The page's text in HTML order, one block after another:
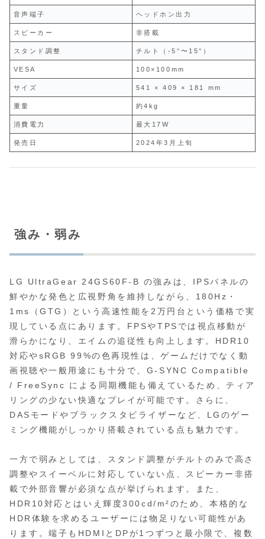
音声端子 ヘッドホン出力
スピーカー 非搭載
スタンド調整 チルト（-5°〜15°）
VESA 100×100mm
サイズ 541 × 409 × 181 mm
重量 約4kg
消費電力 最大17W
発売日 2024年3月上旬
強み・弱み
LG UltraGear 24GS60F‑B の強みは、IPSパネルの
鮮やかな発色と広視野角を維持しながら、180Hz・
1ms（GTG）という高速性能を2万円台という価格で実
現している点にあります。FPSやTPSでは視点移動が
滑らかになり、エイムの追従性も向上します。HDR10
対応やsRGB 99%の色再現性は、ゲームだけでなく動
画視聴や一般用途にも十分で、G‑SYNC Compatible
/ FreeSync による同期機能も備えているため、ティア
リングの少ない快適なプレイが可能です。さらに、
DASモードやブラックスタビライザーなど、LGのゲー
ミング機能がしっかり搭載されている点も魅力です。
一方で弱みとしては、スタンド調整がチルトのみで高さ
調整やスイーベルに対応していない点、スピーカー非搭
載で外部音響が必須な点が挙げられます。また、
HDR10対応とはいえ輝度300cd/m²のため、本格的な
HDR体験を求めるユーザーには物足りない可能性があ
ります。端子もHDMIとDPが1つずつと最小限で、複数